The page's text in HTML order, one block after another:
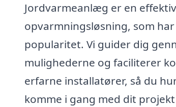
Jordvarmeanlæg er en
opvarmningsløsning, som
popularitet. Vi guider dig
mulighederne og faciliterer
erfarne installatører, så du
komme i gang med dit